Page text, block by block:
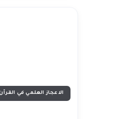
الاعجاز العلمي في